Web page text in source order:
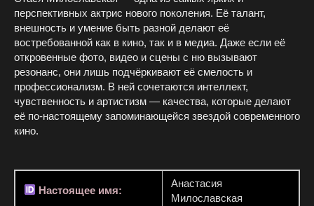
перспективных актрис нового поколения. Её талант,
внешность и умение быть разной делают её
востребованной как в кино, так и в медиа. Даже если её
откровенные фото, видео и сцены с ню вызывают
резонанс, они лишь подчёркивают её смелость и
профессионализм. В ней сочетаются интеллект,
чувственность и артистизм — качества, которые делают
её по‑настоящему запоминающейся звездой современного
кино.
Настоящее имя:
Анастасия
Милославская